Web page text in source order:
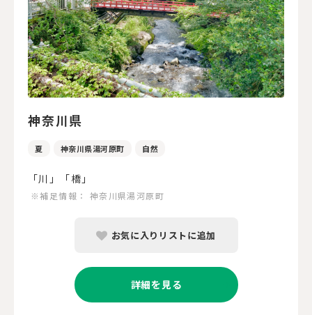
神奈川県
夏 神奈川県湯河原町 自然
「川」「橋」
※補足情報： 神奈川県湯河原町
お気に入りリストに追加
詳細を見る